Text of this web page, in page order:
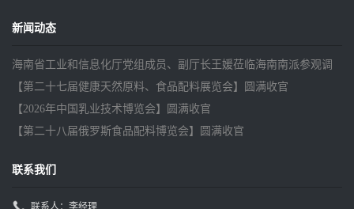
新闻动态
海南省工业和信息化厅党组成员、副厅长王媛莅临海南南派参观调
研
【第二十七届健康天然原料、食品配料展览会】圆满收官
【2026年中国乳业技术博览会】圆满收官
【第二十八届俄罗斯食品配料博览会】圆满收官
联系我们
联系人：李经理